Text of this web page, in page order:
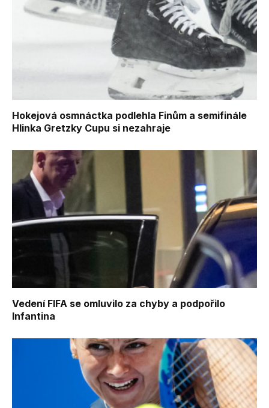
Hokejová osmnáctka podlehla Finům a semifinále
Hlinka Gretzky Cupu si nezahraje
Vedení FIFA se omluvilo za chyby a podpořilo
Infantina